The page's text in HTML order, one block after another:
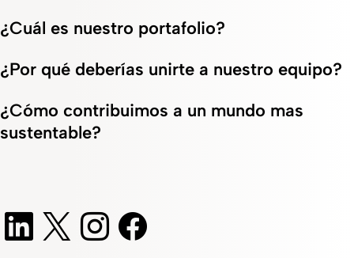
¿Cuál es nuestro portafolio?
¿Por qué deberías unirte a nuestro equipo?
¿Cómo contribuimos a un mundo mas
sustentable?